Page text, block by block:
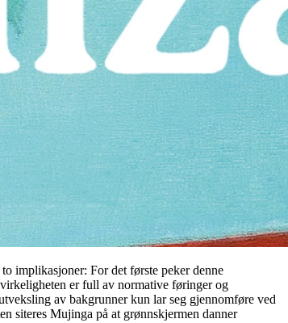
implikasjoner: For det første peker denne
er full av normative føringer og
av bakgrunner kun lar seg gjennomføre ved
siteres Mujinga på at grønnskjermen danner